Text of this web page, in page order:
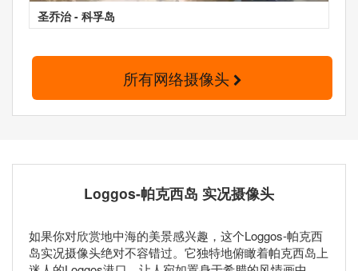
圣乔治 - 科孚岛
所有网络摄像头
Loggos-帕克西岛 实况摄像头
如果你对欣赏地中海的美景感兴趣，这个Loggos-帕克西
岛实况摄像头绝对不容错过。它独特地俯瞰着帕克西岛上